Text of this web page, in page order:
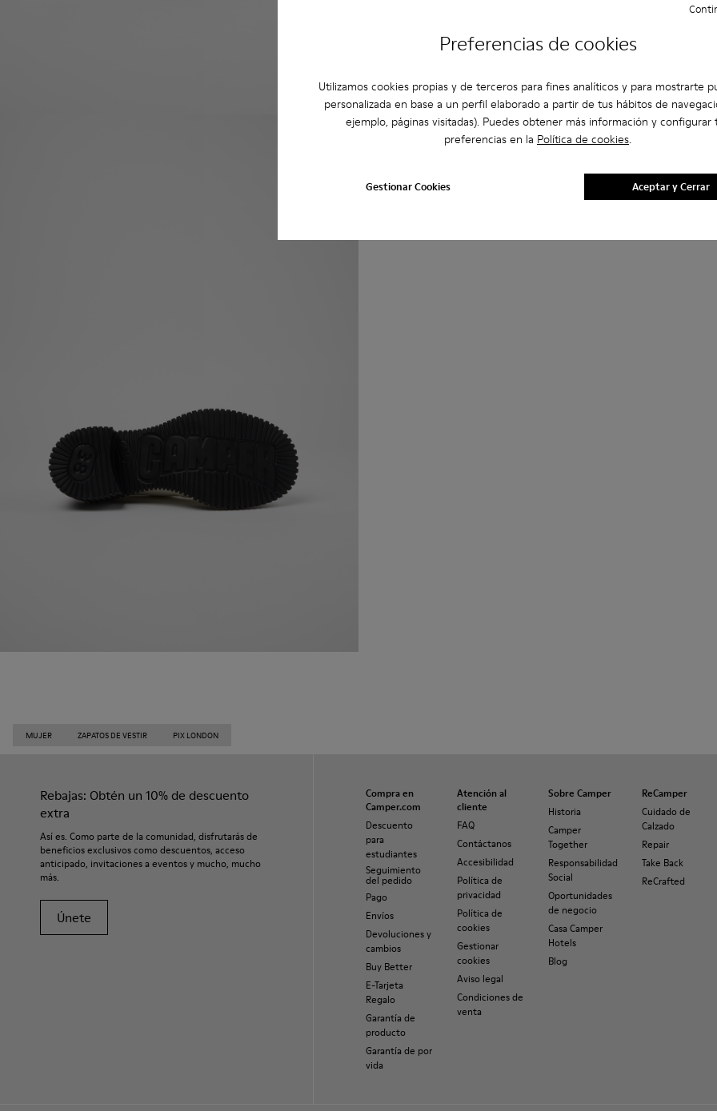
Preferencias de cookies
Utilizamos cookies propias y de terceros para fines analíticos y para mostrarte
personalizada en base a un perfil elaborado a partir de tus hábitos de
ejemplo, páginas visitadas). Puedes obtener más información y configurar
preferencias en la Política de cookies.
Gestionar Cookies Aceptar y Cerrar
MUJER ZAPATOS DE VESTIR PIX LONDON
Rebajas: Obtén un 10% de descuento
extra
Así es. Como parte de la comunidad, disfrutarás de
beneficios exclusivos como descuentos, acceso
anticipado, invitaciones a eventos y mucho, mucho
más.
Únete
Compra en
Camper.com
Descuento
para
estudiantes
Seguimiento
del pedido
Pago
Envíos
Devoluciones y
cambios
Buy Better
E-Tarjeta
Regalo
Garantía de
producto
Garantía de por
vida
Atención al
cliente
FAQ
Contáctanos
Accesibilidad
Política de
privacidad
Política de
cookies
Gestionar
cookies
Aviso legal
Condiciones de
venta
Sobre Camper
Historia
Camper
Together
Responsabilidad
Social
Oportunidades
de negocio
Casa Camper
Hotels
Blog
ReCamper
Cuidado de
Calzado
Repair
Take Back
ReCrafted